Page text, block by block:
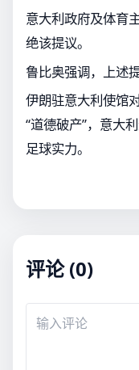
意大利政府及体育
绝该提议。
鲁比奥强调，上述
伊朗驻意大利使馆
“道德破产”，意大
足球实力。
评论 (0)